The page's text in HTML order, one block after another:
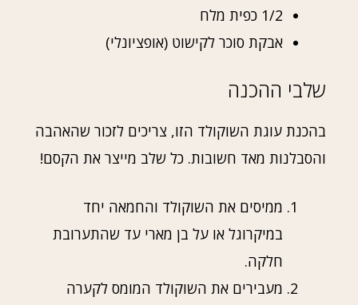
1/2 כפית מלח
אבקת סוכר לקישוט (אופציונלי)
שלבי ההכנה
בהכנת עוגת השוקולד הזו, צריכים לזכור שהאהבה
והסבלנות מאד חשובות. כל שלב מייצר את הקסם!
ממיסים את השוקולד והחמאה יחד
במיקרוגל או על בן מארי עד שהתערובת
חלקה.
מעבירים את השוקולד המומס לקערה